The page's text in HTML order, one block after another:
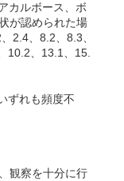
カルボース、ボ
が認められた場
2.4、8.2、8.3、
10.2、13.1、15.
いずれも頻度不
観察を十分に行